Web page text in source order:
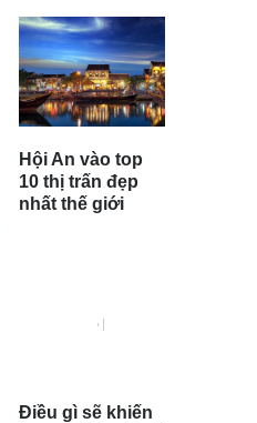
Hội An vào top
10 thị trấn đẹp
nhất thế giới
Điều gì sẽ khiến